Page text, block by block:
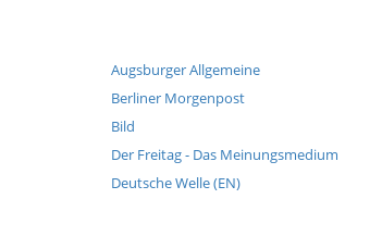
Augsburger Allgemeine
Berliner Morgenpost
Bild
Der Freitag - Das Meinungsmedium
Deutsche Welle (EN)